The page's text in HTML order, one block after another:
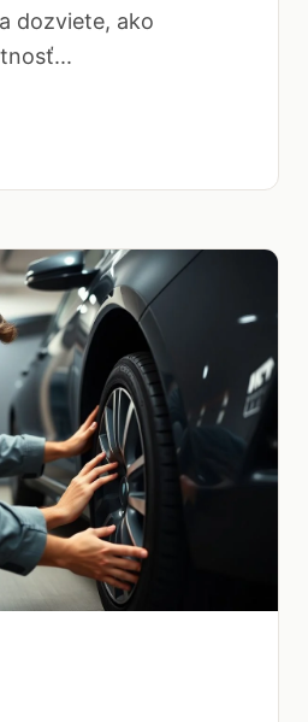
dozviete, ako